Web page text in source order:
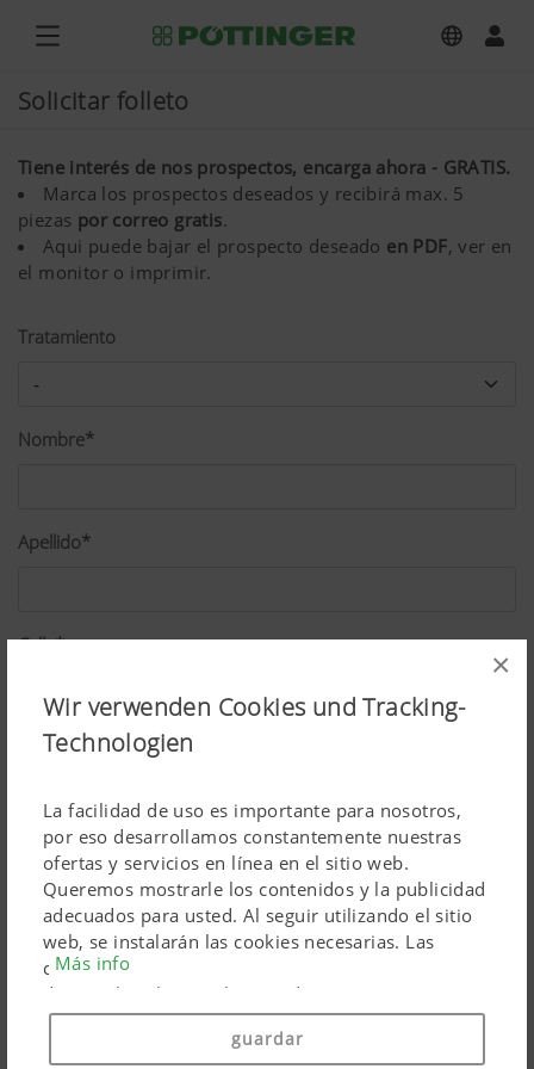
×
Wir verwenden Cookies und Tracking-
Technologien
La facilidad de uso es importante para nosotros,
por eso desarrollamos constantemente nuestras
ofertas y servicios en línea en el sitio web.
Queremos mostrarle los contenidos y la publicidad
adecuados para usted. Al seguir utilizando el sitio
web, se instalarán las cookies necesarias. Las
cookies personales de los productos de marketing
de Google solo se utilizan si da su consentimiento
(«Aceptar todo»). También puede hacer ajustes
individuales utilizando las casillas de verificación
Más info
guardar
Solicitar folleto
Tiene interés de nos prospectos, encarga ahora - GRATIS.
Marca los prospectos deseados y recibirá max. 5
piezas por correo gratis.
Aqui puede bajar el prospecto deseado en PDF, ver en
el monitor o imprimir.
Tratamiento
Nombre*
Apellido*
Calle*
C. postal*
Localidad*
País*